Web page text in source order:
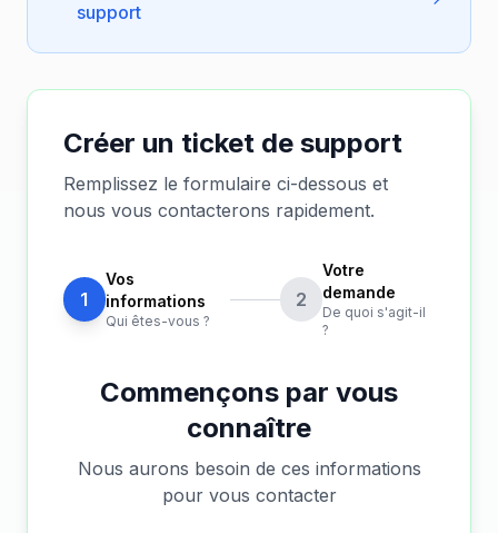
support
Créer un ticket de support
Remplissez le formulaire ci-dessous et
nous vous contacterons rapidement.
1
Vos
informations
Qui êtes-vous ?
2
Votre
demande
De quoi s'agit-il
?
Commençons par vous
connaître
Nous aurons besoin de ces informations
pour vous contacter